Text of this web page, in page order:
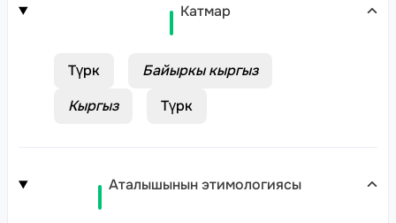
Катмар
Түрк
Байыркы кыргыз
Кыргыз
Түрк
Аталышынын этимологиясы